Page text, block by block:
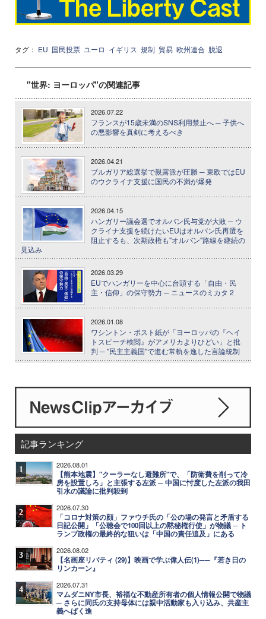
タグ： EU 国民投票 ユーロ イギリス 規制 貿易 欧州連合 脱退
"世界: ヨーロッパ"の関連記事
2026.07.22
フランスが15歳未満のSNS利用禁止へ ─ 子供へ
の悪影響を真剣に考えるべき
2026.04.21
ブルガリア総選挙で親露派が圧勝 ─ 東欧ではEU
のウクライナ支援に国民の不満が爆発
2026.04.15
ハンガリー議会選でオルバン氏与党が大敗 ─ ウ
クライナ支援を続けたいEUはオルバン氏再選を
阻止するも、次期政権も"オルバン"路線を継続の
見込み
2026.03.29
EUでハンガリーを中心に台頭する「自由・民
主・信仰」の保守勢力 ─ ニュースのミカタ 2
2026.01.08
ワシントン・ポスト紙が「ヨーロッパの『ヘイ
トスピーチ検閲』がアメリカよりひどい」と批
判 ─ "民主主義国"で進む常軌を逸した言論統制
記事ランキング
1 2026.08.01
【熊本地震】"クーラーなし避難所"で、「防衛費を削って冷
房を設置しろ」と主張する左派 ─ 中国に忖度した左派の我田
引水の議論に批判殺到
2 2026.07.30
「コロナ対策の顔」ファウチ氏の「公の場の発言と矛盾する
日記公開」「公聴会で100回以上の黙秘権行使」が物議 ─ ト
ランプ政権の最終的な狙いは「中国の責任追及」にある
3 2026.08.02
【名画座リバティ (29)】映画で学ぶ偉人伝(1)──『若き日の
リンカーン』
4 2026.07.31
マムダニNY市長、裕福な不動産所有者の個人情報公開で物議
─ さらに同氏の支持母体には親中活動家も入り込み、共産主
義へばく進